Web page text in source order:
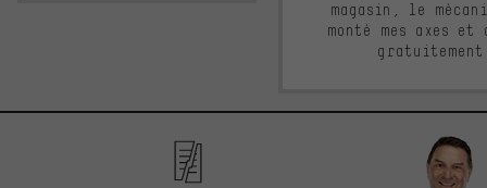
magasin, le
monté mes axes et